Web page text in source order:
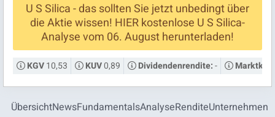
U S Silica - das sollten Sie jetzt unbedingt über
die Aktie wissen! HIER kostenlose U S Silica-
Analyse vom 06. August herunterladen!
KGV10,53 KUV0,89 Dividendenrendite:-
ÜbersichtNewsFundamentalsAnalyseRenditeUnternehmen